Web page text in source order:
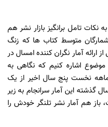
نکات تامل برانگیز بازار نشر هم
متوسط کتاب ها که زنگ
ارائه آمار نگران کننده امسال در
موضوع اشاره کنیم که نگاهی به
نخست پنج سال اخیر از یک
گذشته این آمار سرانجام به زیر
باز هم آمار نشر تلنگر خودش را